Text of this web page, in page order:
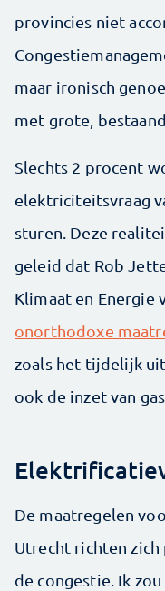
provincies niet
maar ironisch
met grote,
Slechts 2 procent
elektriciteitsvraag
sturen. Deze
geleid dat Rob
Klimaat en Energie
onorthodoxe
zoals het tijdelijk
ook de inzet van
De maatregelen
Utrecht richten
de congestie. Ik